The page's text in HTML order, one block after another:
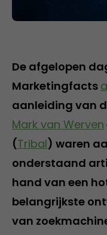
De afgelopen
Marketingfacts
aanleiding van
Mark van Werven
(Tribal) waren
onderstaand
hand van een
belangrijkste
van